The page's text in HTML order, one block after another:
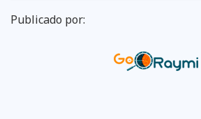
Publicado por: